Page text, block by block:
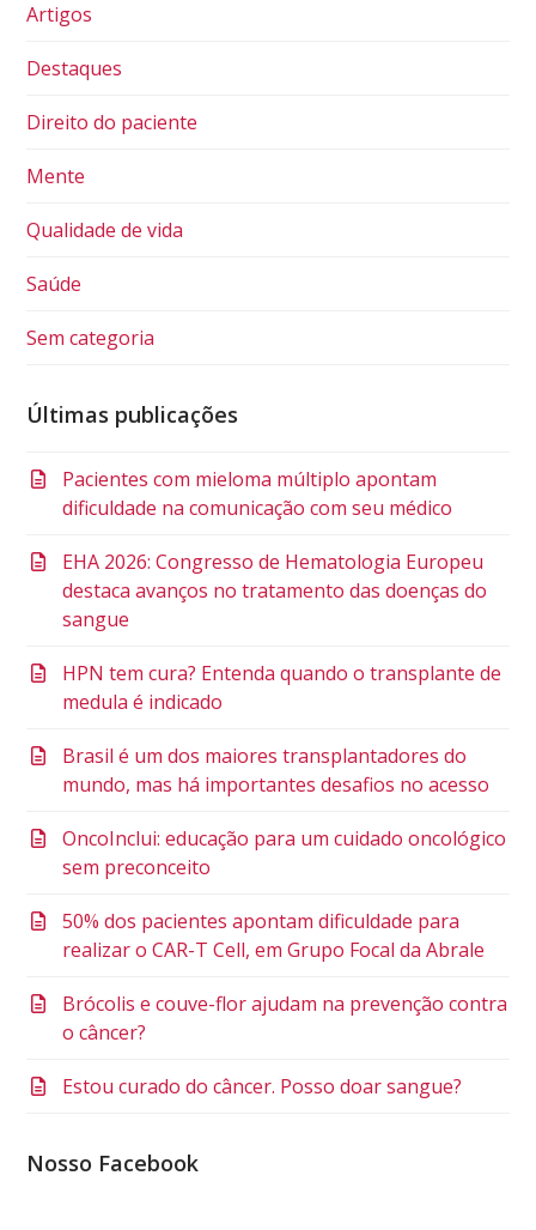
Artigos
Destaques
Direito do paciente
Mente
Qualidade de vida
Saúde
Sem categoria
Últimas publicações
Pacientes com mieloma múltiplo apontam
dificuldade na comunicação com seu médico
EHA 2026: Congresso de Hematologia Europeu
destaca avanços no tratamento das doenças do
sangue
HPN tem cura? Entenda quando o transplante de
medula é indicado
Brasil é um dos maiores transplantadores do
mundo, mas há importantes desafios no acesso
OncoInclui: educação para um cuidado oncológico
sem preconceito
50% dos pacientes apontam dificuldade para
realizar o CAR-T Cell, em Grupo Focal da Abrale
Brócolis e couve-flor ajudam na prevenção contra
o câncer?
Estou curado do câncer. Posso doar sangue?
Nosso Facebook